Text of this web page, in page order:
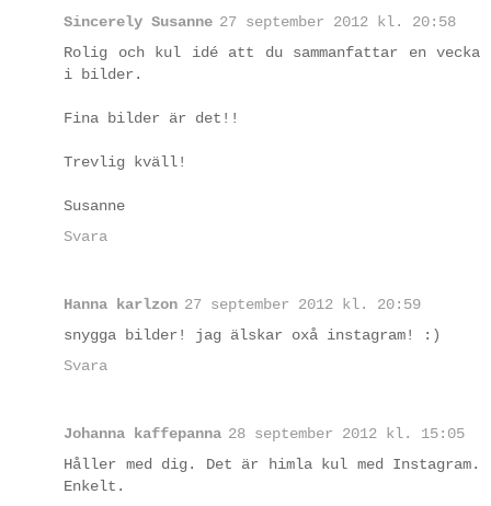
Sincerely Susanne 27 september 2012 kl. 20:58
Rolig och kul idé att du sammanfattar en vecka
i bilder.
Fina bilder är det!!
Trevlig kväll!
Susanne
Svara
Hanna karlzon 27 september 2012 kl. 20:59
snygga bilder! jag älskar oxå instagram! :)
Svara
Johanna kaffepanna 28 september 2012 kl. 15:05
Håller med dig. Det är himla kul med Instagram.
Enkelt.